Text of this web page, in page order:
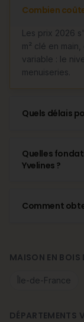
Combien
Les prix 2026
m² clé en
variable : le
menuiseries.
Quels délais
Quelles
Yvelines ?
Comment
MAISON EN BOIS
Île-de-France
DÉPARTEMENTS